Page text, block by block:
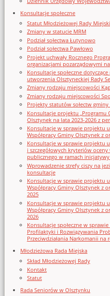
Konsultacje społeczne
Statut Młodzieżowej Rady
Zmiany w statucie MRM
Podział sołectwa Łutynowo
Podział sołectwa Pawłowo
Projekt uchwały Rocznego
organizacjami pozarządowymi
Konsultacje społeczne
utworzenia Olsztyneckiej Rady
Zmiany rodzaju miejscowości
Zmiany rodzaju miejscowości
Projekty statutów sołectw
Konsultacje projektu
Olsztynek na lata 2023-2026 z
Konsultacje w sprawie projektu
Współpracy Gminy Olsztynek z
Konsultacje w sprawie projektu
i szczegółowych kryteriów
publicznego w ramach
Wprowadzenie strefy ciszy na
konsultacje
Konsultacje w sprawie projektu
Współpracy Gminy Olsztynek z
2025
Konsultacje w sprawie projektu
Współpracy Gminy Olsztynek z
2026
Konsultacje społeczne w
Profilaktyki i Rozwiązywania
Przeciwdziałania Narkomanii na
Młodzieżowa Rada Miejska
Skład Młodzieżowej Rady
Kontakt
Statut
Rada Seniorów w Olsztynku